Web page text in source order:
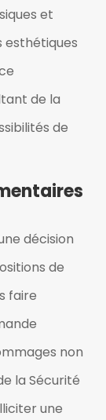
et
esthétiques
de la
de
décision
de
faire
non
la Sécurité
une